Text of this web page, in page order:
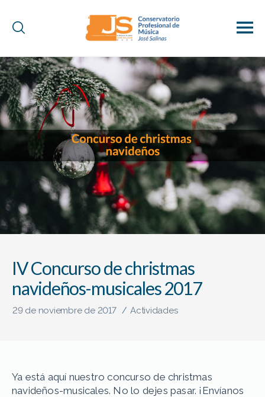
Profesional
de
Música
"José
Salinas"
(Baza)
IV Concurso de christmas
navideños-musicales 2017
29 de noviembre de 2017 / Actividades
Ya está aquí nuestro concurso de christmas
navideños-musicales. No lo dejes pasar. ¡Envíanos